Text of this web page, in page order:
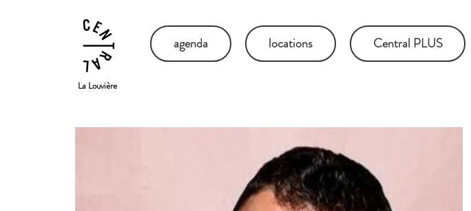
La Louvière
agenda locations Central PLUS